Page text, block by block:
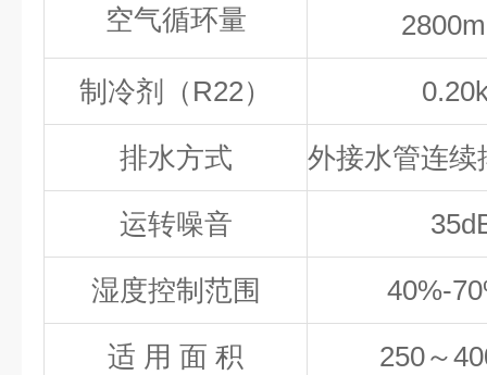
空气循环量 2800m
制冷剂（R22）
排水方式 外接水管连续
运转噪音 35
湿度控制范围 40%-
适 用 面 积 250～